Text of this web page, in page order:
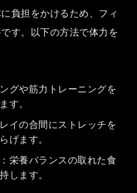
負担をかけるため、フィ
す。以下の方法で体力を
ングや筋力トレーニングを
す。
イの合間にストレッチを
げます。
：栄養バランスの取れた食
します。